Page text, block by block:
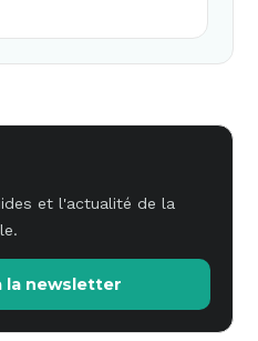
et l'actualité de la
la newsletter